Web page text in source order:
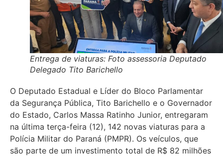
Entrega de viaturas: Foto assessoria Deputado
Delegado Tito Barichello
O Deputado Estadual e Líder do Bloco Parlamentar
da Segurança Pública, Tito Barichello e o Governador
do Estado, Carlos Massa Ratinho Junior, entregaram
na última terça-feira (12), 142 novas viaturas para a
Polícia Militar do Paraná (PMPR). Os veículos, que
são parte de um investimento total de R$ 82 milhões